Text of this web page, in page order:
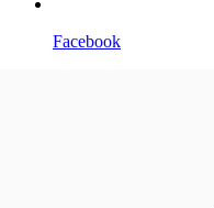
Facebook